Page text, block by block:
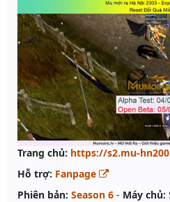
Trang chủ: https://s2.mu-
Hỗ trợ: Fanpage
Phiên bản: Season 6 - Máy chủ: